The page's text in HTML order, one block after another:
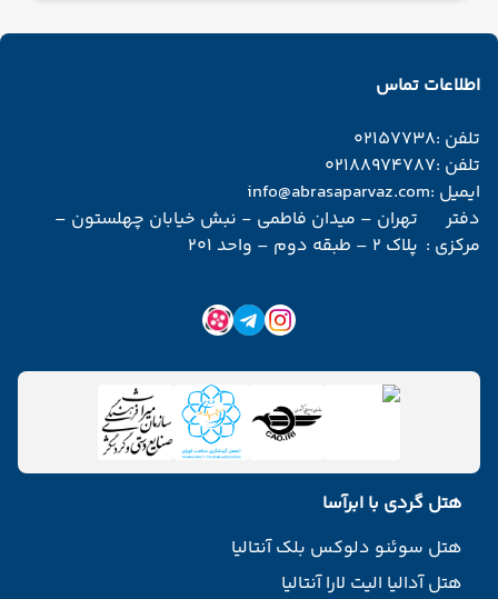
اطلاعات تماس
تلفن :02157738
تلفن :02188974787
ایمیل :info@abrasaparvaz.com
دفتر
مرکزی :
تهران – میدان فاطمی - نبش خیابان چهلستون –
پلاک 2 – طبقه دوم – واحد 201
هتل گردی با ابرآسا
هتل سوئنو دلوکس بلک آنتالیا
هتل آدالیا الیت لارا آنتالیا